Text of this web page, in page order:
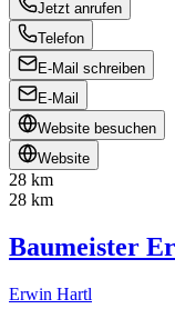
Jetzt anrufen
Telefon
E-Mail schreiben
E-Mail
Website besuchen
Website
28 km
28 km
Baumeister
Erwin Hartl